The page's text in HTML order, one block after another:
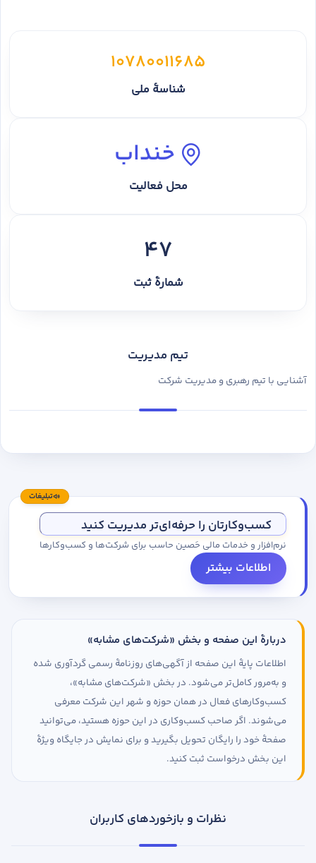
10780011685
شناسهٔ ملی
خنداب
محل فعالیت
47
شمارهٔ ثبت
تیم مدیریت
آشنایی با تیم رهبری و مدیریت شرکت
تبلیغات
کسب‌وکارتان را حرفه‌ای‌تر مدیریت کنید
نرم‌افزار و خدمات مالی حَصین حاسب برای شرکت‌ها و کسب‌وکارها
اطلاعات بیشتر
دربارهٔ این صفحه و بخش «شرکت‌های مشابه»
اطلاعات پایهٔ این صفحه از آگهی‌های روزنامهٔ رسمی گردآوری شده
و به‌مرور کامل‌تر می‌شود. در بخش «شرکت‌های مشابه»،
کسب‌وکارهای فعال در همان حوزه و شهر این شرکت معرفی
می‌شوند. اگر صاحب کسب‌وکاری در این حوزه هستید، می‌توانید
صفحهٔ خود را رایگان تحویل بگیرید و برای نمایش در جایگاه ویژهٔ
این بخش درخواست ثبت کنید.
نظرات و بازخوردهای کاربران